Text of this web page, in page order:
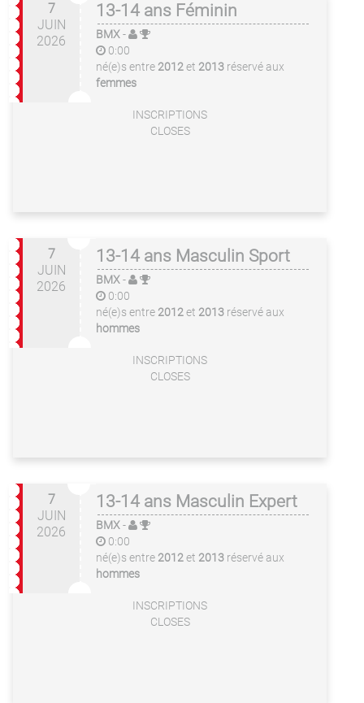
7
JUIN
2026
13-14 ans Féminin
BMX-
0:00
né(e)s entre 2012et 2013 réservé aux
femmes
INSCRIPTIONS
CLOSES
7
JUIN
2026
13-14 ans Masculin Sport
BMX-
0:00
né(e)s entre 2012et 2013 réservé aux
hommes
INSCRIPTIONS
CLOSES
7
JUIN
2026
13-14 ans Masculin Expert
BMX-
0:00
né(e)s entre 2012et 2013 réservé aux
hommes
INSCRIPTIONS
CLOSES